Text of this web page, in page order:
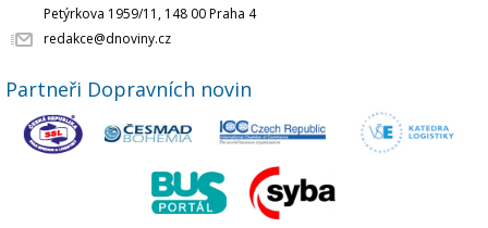
Petýrkova 1959/11, 148 00 Praha 4
redakce@dnoviny.cz
Partneři Dopravních novin